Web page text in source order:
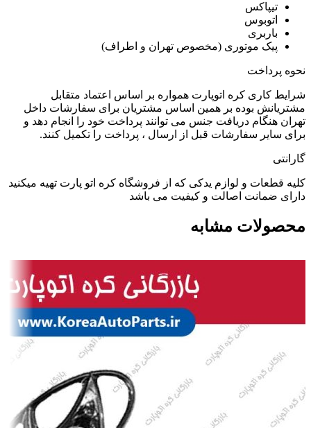
تیپاکس
اتوبوس
باربری
پیک موتوری (مخصوص تهران و اطراف)
نحوه پرداخت
شرایط کاری کره اتوپارت همواره بر اساس اعتماد متقابل
مشتریانش بوده بر همین اساس مشتریان برای سفارشات داخل
تهران هنگام دریافت جنس می توانند پرداخت خود را انجام دهد و
برای سایر سفارشات قبل از ارسال ، پرداخت را تکمیل کنند.
گارانتی
کلیه قطعات و لوازم یدکی که از فروشگاه کره اتو پارت تهیه میکنید
دارای ضمانت اصالت و کیفیت می باشد
محصولات مشابه